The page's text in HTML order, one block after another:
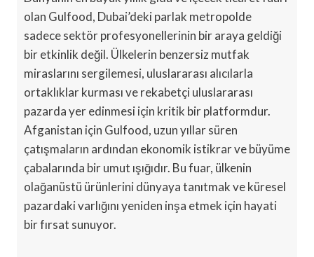
olan Gulfood, Dubai’deki parlak metropolde
sadece sektör profesyonellerinin bir araya geldiği
bir etkinlik değil. Ülkelerin benzersiz mutfak
miraslarını sergilemesi, uluslararası alıcılarla
ortaklıklar kurması ve rekabetçi uluslararası
pazarda yer edinmesi için kritik bir platformdur.
Afganistan için Gulfood, uzun yıllar süren
çatışmaların ardından ekonomik istikrar ve büyüme
çabalarında bir umut ışığıdır. Bu fuar, ülkenin
olağanüstü ürünlerini dünyaya tanıtmak ve küresel
pazardaki varlığını yeniden inşa etmek için hayati
bir fırsat sunuyor.